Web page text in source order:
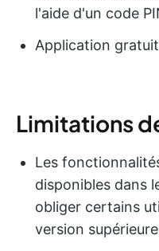
l'aide d'un code
Application
Limitations
Les
disponibles dans
obliger certains
version